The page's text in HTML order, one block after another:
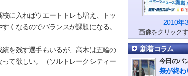
に入ればウエートトレも増え、トッ
くなるのでバランスが課題になる。
を残す選手もいるが、高木は五輪の
て欲しい。（ソルトレークシティー
2010年
画像をクリック
新着コラム
今日のバ
祭が終